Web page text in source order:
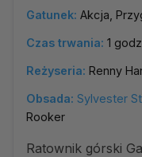
Gatunek: Akcja,
Czas trwania: 1
Reżyseria: Renny
Obsada: Sylvester
Rooker
Ratownik górski